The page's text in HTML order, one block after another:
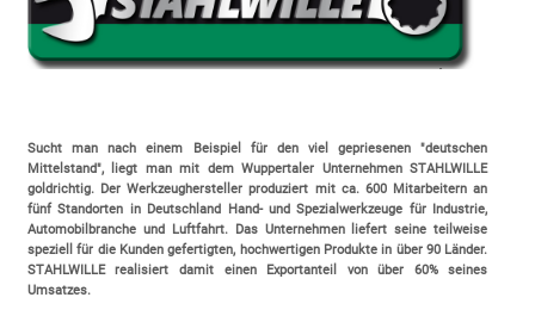
Sucht man nach einem Beispiel für den viel gepriesenen "deutschen
Mittelstand", liegt man mit dem Wuppertaler Unternehmen STAHLWILLE
goldrichtig. Der Werkzeughersteller produziert mit ca. 600 Mitarbeitern an
fünf Standorten in Deutschland Hand- und Spezialwerkzeuge für Industrie,
Automobilbranche und Luftfahrt. Das Unternehmen liefert seine teilweise
speziell für die Kunden gefertigten, hochwertigen Produkte in über 90 Länder.
STAHLWILLE realisiert damit einen Exportanteil von über 60% seines
Umsatzes.